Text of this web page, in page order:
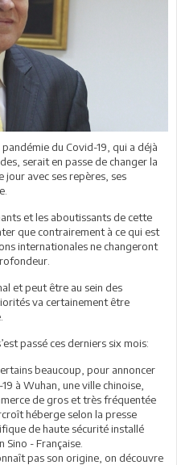
du Covid-19, qui a déjà
serait en passe de changer la
jour avec ses repères, ses
et les aboutissants de cette
que contrairement à ce qui est
internationales ne changeront
et peut être au sein des
va certainement être
passé ces derniers six mois:
beaucoup, pour annoncer
à Wuhan, une ville chinoise,
de gros et très fréquentée
héberge selon la presse
de haute sécurité installé
- Française.
pas son origine, on découvre